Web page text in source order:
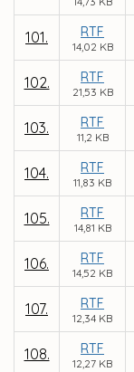
101. RTF
14,02 KB
102. RTF
21,53 KB
103. RTF
11,2 KB
104. RTF
11,83 KB
105. RTF
14,81 KB
106. RTF
14,52 KB
107. RTF
12,34 KB
108. RTF
12,27 KB